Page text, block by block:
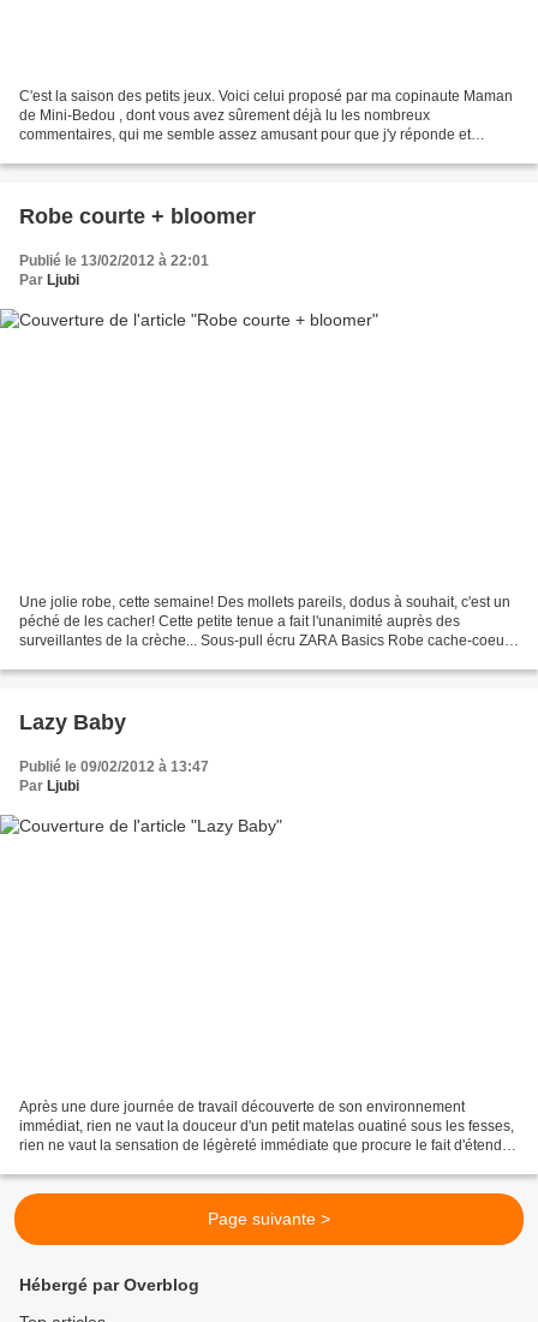
C'est la saison des petits jeux. Voici celui proposé par ma copinaute Maman
de Mini-Bedou , dont vous avez sûrement déjà lu les nombreux
commentaires, qui me semble assez amusant pour que j'y réponde et
Robe courte + bloomer
Publié le 13/02/2012 à 22:01
Par Ljubi
Une jolie robe, cette semaine! Des mollets pareils, dodus à souhait, c'est un
péché de les cacher! Cette petite tenue a fait l'unanimité auprès des
surveillantes de la crèche... Sous-pull écru ZARA Basics Robe cache-coeur
Lazy Baby
Publié le 09/02/2012 à 13:47
Par Ljubi
Après une dure journée de travail découverte de son environnement
immédiat, rien ne vaut la douceur d'un petit matelas ouatiné sous les fesses,
rien ne vaut la sensation de légèreté immédiate que procure le fait d'étendre
Page suivante >
Hébergé par Overblog